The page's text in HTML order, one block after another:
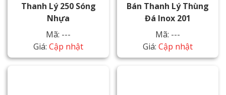
Thanh Lý 250 Sóng
Nhựa
Mã: ---
Giá: Cập nhật
Bán Thanh Lý Thùng
Đá Inox 201
Mã: ---
Giá: Cập nhật